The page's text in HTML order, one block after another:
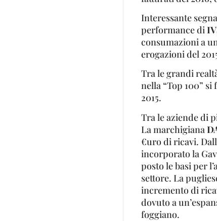
Interessante
performance di
consumazioni a
erogazioni del
Tra le grandi
nella “Top 100” si
2015.
Tra le aziende di
La marchigiana
€uro di ricavi.
incorporato la
posto le basi per
settore. La
incremento di
dovuto a
foggiano.